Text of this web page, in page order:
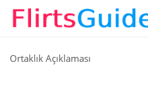
Ortaklık Açıklaması